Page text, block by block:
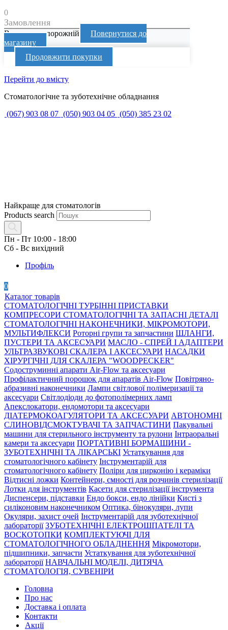
0
Замовлення
Ваш кошик порожній
Повернутися до
магазину
Продовжити покупки
Перейти до вмісту
Стоматологічне та зуботехнічне обладнання
(067) 903 08 07 (050) 903 04 05 (050) 385 23 02
Найкраще для стоматологів
Products search
Пн - Пт 10:00 - 18:00
Сб - Вс вихідний
Профіль
0
Каталог товарів
СТОМАТОЛОГІЧНІ ТУРБІННІ ПРИСТАВКИ
КОМПРЕСОРИ СТОМАТОЛОГІЧНІ ТА ЗАПАСНІ ДЕТАЛІ
СТОМАТОЛОГІЧНІ НАКОНЕЧНИКИ, МІКРОМОТОРИ,
МУЛЬТИФЛЕКСИ Роторні групи та запчастини ШЛАНГИ,
ПУСТЕРИ ТА АКСЕСУАРИ МАСЛО - СПРЕЙ І АДАПТЕРИ
УЛЬТРАЗВУКОВІ СКАЛЕРА І АКСЕСУАРИ НАСАДКИ
ХІРУРГІЧНІ ДЛЯ СКАЛЕРА "WOODPECKER"
Содоструминні апарати Air-Flow та аксесуари
Профілактичний порошок для апаратів Air-Flow Повітряно-
абразивні наконечники Лампи світлової полімеризації та
аксесуари Світлодіоди до фотополімерних ламп
Апекслокатори, ендомотори та аксесуари
ДІАТЕРМОКОАГУЛЯТОРИ ТА АКСЕСУАРИ АВТОНОМНІ
СЛИНОВІДСМОКТУВАЧІ ТА ЗАПЧАСТИНИ Пакувальні
машини для стерильного інструменту та рулони Інтраоральні
камери та аксесуари ПОРТАТИВНІ БОРМАШИНИ -
ЗУБОТЕХНІЧНІ ТА ЛІКАРСЬКІ Устаткування для
стоматологічного кабінету Інструментарій для
стоматологічного кабінету Поліри для цирконію і кераміки
Відтисні ложки Контейнери, ємності для розчинів стерилізації
Лотки для інструментів Касети для стерилізації інструмента
Диспенсери, підставки Ендо бокси, ендо лінійки Кисті з
силіконовим наконечником Оптика, бінокуляри, лупи
Окуляри, захист очей Інструментарій для зуботехнічної
лабораторії ЗУБОТЕХНІЧНІ ЕЛЕКТРОШПАТЕЛІ ТА
ВОСКОТОПКИ КОМПЛЕКТУЮЧІ ДЛЯ
СТОМАТОЛОГІЧНОГО ОБЛАДНЕННЯ Мікромотори,
підшипники, запчасти Устаткування для зуботехнічної
лабораторії НАВЧАЛЬНІ МОДЕЛІ, ДИТЯЧА
СТОМАТОЛОГІЯ, СУВЕНІРИ
Головна
Про нас
Доставка і оплата
Контакти
Акції